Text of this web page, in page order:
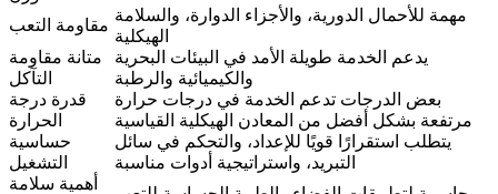
مقاومة التعب
مهمة للأحمال الدورية، والأجزاء الدوارة، والسلامة
الهيكلية
متانة مقاومة
التآكل
يدعم الخدمة طويلة الأمد في البيئات البحرية
والكيميائية والرطبة
قدرة درجة
الحرارة
بعض الدرجات تدعم الخدمة في درجات حرارة
مرتفعة بشكل أفضل من المعادن الهيكلية القياسية
حساسية
التشغيل
يتطلب استقرارًا قويًا للإعداد، والتحكم في سائل
التبريد، واستراتيجية أدوات مناسبة
أهمية سلامة